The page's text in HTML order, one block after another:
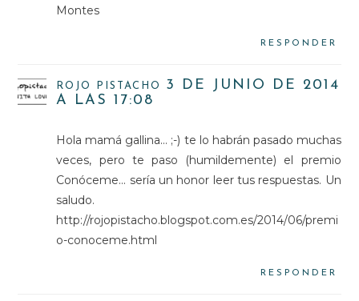
Montes
RESPONDER
ROJO PISTACHO
3 DE JUNIO DE 2014
A LAS 17:08
Hola mamá gallina... ;-) te lo habrán pasado muchas
veces, pero te paso (humildemente) el premio
Conóceme... sería un honor leer tus respuestas. Un
saludo.
http://rojopistacho.blogspot.com.es/2014/06/premi
o-conoceme.html
RESPONDER